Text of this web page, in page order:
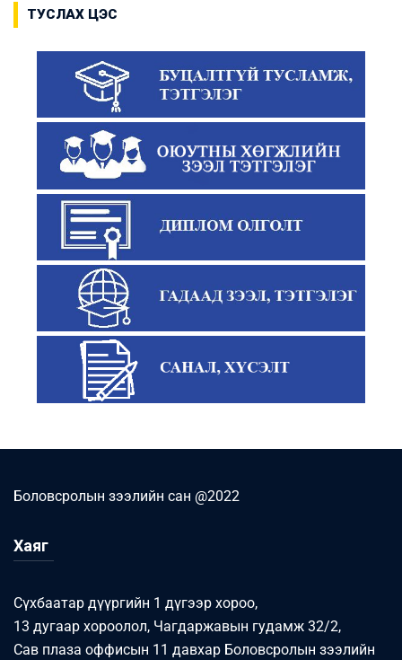
ТУСЛАХ ЦЭС
Боловсролын зээлийн сан @2022
Хаяг
Сүхбаатар дүүргийн 1 дүгээр хороо,
13 дугаар хороолол, Чагдаржавын гудамж 32/2,
Сав плаза оффисын 11 давхар Боловсролын зээлийн